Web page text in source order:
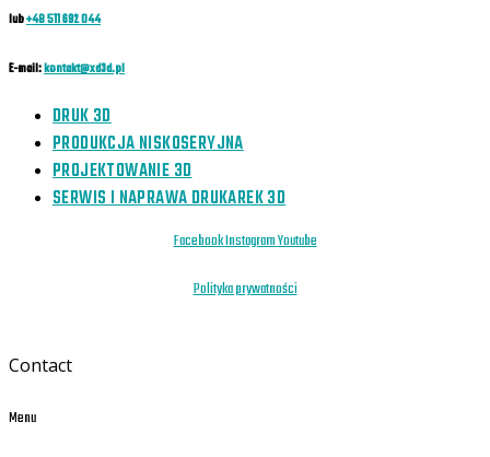
lub+48 511 692 044
E-mail:kontakt@xd3d.pl
DRUK 3D
PRODUKCJA NISKOSERYJNA
PROJEKTOWANIE 3D
SERWIS I NAPRAWA DRUKAREK 3D
FacebookInstagramYoutube
Polityka prywatności
Contact
Menu